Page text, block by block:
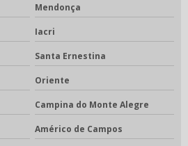
Mendonça
Iacri
Santa Ernestina
Oriente
Campina do Monte Alegre
Américo de Campos